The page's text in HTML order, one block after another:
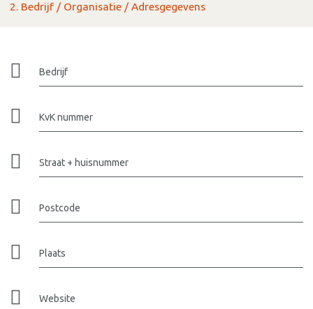
2. Bedrijf / Organisatie / Adresgegevens
Bedrijf
KvK nummer
Straat + huisnummer
Postcode
Plaats
Website